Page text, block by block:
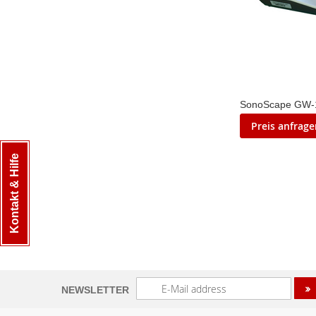
SonoScape
Preis
NEWSLETTER
Melden
Sie
Kontakt & Hilfe